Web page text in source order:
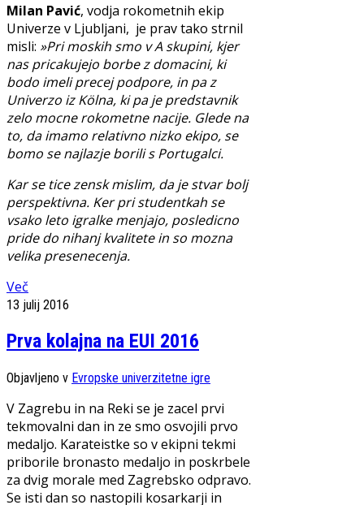
Milan Pavić, vodja rokometnih ekip
Univerze v Ljubljani, je prav tako strnil
misli: »Pri moskih smo v A skupini, kjer
nas pricakujejo borbe z domacini, ki
bodo imeli precej podpore, in pa z
Univerzo iz Kölna, ki pa je predstavnik
zelo mocne rokometne nacije. Glede na
to, da imamo relativno nizko ekipo, se
bomo se najlazje borili s Portugalci.
Kar se tice zensk mislim, da je stvar bolj
perspektivna. Ker pri studentkah se
vsako leto igralke menjajo, posledicno
pride do nihanj kvalitete in so mozna
velika presenecenja.
Več
13 julij 2016
Prva kolajna na EUI 2016
Objavljeno v Evropske univerzitetne igre
V Zagrebu in na Reki se je zacel prvi
tekmovalni dan in ze smo osvojili prvo
medaljo. Karateistke so v ekipni tekmi
priborile bronasto medaljo in poskrbele
za dvig morale med Zagrebsko odpravo.
Se isti dan so nastopili kosarkarji in